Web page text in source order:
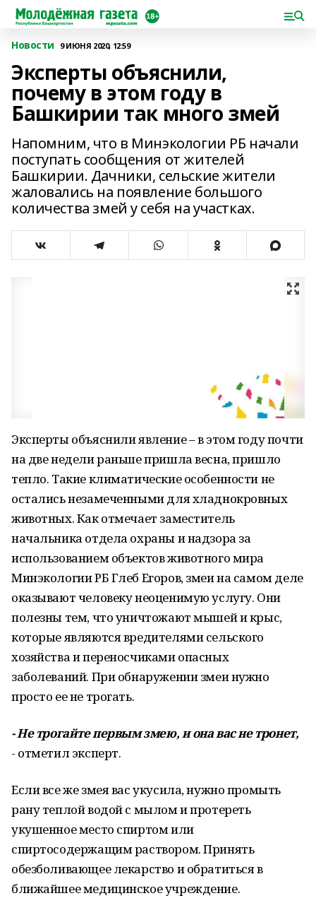
Новости 9 ИЮНЯ 2020, 12:59
Эксперты объяснили,
почему в этом году в
Башкирии так много змей
Напомним, что в Минэкологии РБ начали
поступать сообщения от жителей
Башкирии. Дачники, сельские жители
жаловались на появление большого
количества змей у себя на участках.
Эксперты объяснили явление – в этом году почти
на две недели раньше пришла весна, пришло
тепло. Такие климатические особенности не
остались незамеченными для хладнокровных
животных. Как отмечает заместитель
начальника отдела охраны и надзора за
использованием объектов животного мира
Минэкологии РБ Глеб Егоров, змеи на самом деле
оказывают человеку неоценимую услугу. Они
полезны тем, что уничтожают мышей и крыс,
которые являются вредителями сельского
хозяйства и переносчиками опасных
заболеваний. При обнаружении змеи нужно
просто ее не трогать.
- Не трогайте первым змею, и она вас не тронет,
- отметил эксперт.
Если все же змея вас укусила, нужно промыть
рану теплой водой с мылом и протереть
укушенное место спиртом или
спиртосодержащим раствором. Принять
обезболивающее лекарство и обратиться в
ближайшее медицинское учреждение.